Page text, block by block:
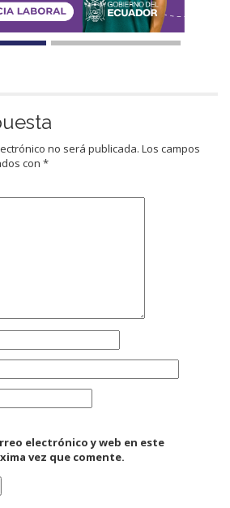
no será publicada. Los campos
con *
electrónico y web en este
vez que comente.